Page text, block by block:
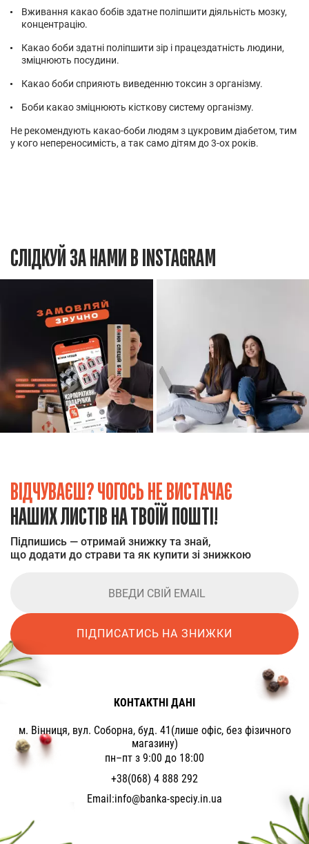
Вживання какао бобів здатне поліпшити діяльність мозку,
концентрацію.
Какао боби здатні поліпшити зір і працездатність людини,
зміцнюють посудини.
Какао боби сприяють виведенню токсин з організму.
Боби какао зміцнюють кісткову систему організму.
Не рекомендують какао-боби людям з цукровим діабетом, тим
у кого непереносимість, а так само дітям до 3-ох років.
СЛІДКУЙ ЗА НАМИ В INSTAGRAM
ВІДЧУВАЄШ? ЧОГОСЬ НЕ ВИСТАЧАЄ
НАШИХ ЛИСТІВ НА ТВОЇЙ ПОШТІ!
Підпишись — отримай знижку та знай,
що додати до страви та як купити зі знижкою
ПІДПИСАТИСЬ НА ЗНИЖКИ
КОНТАКТНІ ДАНІ
м. Вінниця, вул. Соборна, буд. 41(лише офіс, без фізичного
магазину)
пн–пт з 9:00 до 18:00
+38(068) 4 888 292
Email:info@banka-speciy.in.ua